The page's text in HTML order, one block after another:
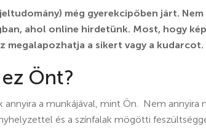
még gyerekcipőben járt.
ahol online hirdetünk. Most, hogy
megalapozhatja a sikert vagy a kudarcot.
Önt?
a munkájával, mint Ön. Nem annyira
és a színfalak mögötti